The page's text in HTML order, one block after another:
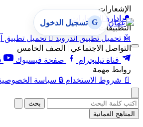
الإشعارات
🔔 إدارة الإشعارات
التطبيقات
🤖 تحميل تطبيق أندرويد  تحميل تطبيق
التواصل الاجتماعي | الصف الخامس
قناة تيليجرام
صفحة فيسبوك
روابط مهمة
📄 شروط الاستخدام 🔒 سياسة
G تسجيل الدخول
بحث
المناهج العمانية